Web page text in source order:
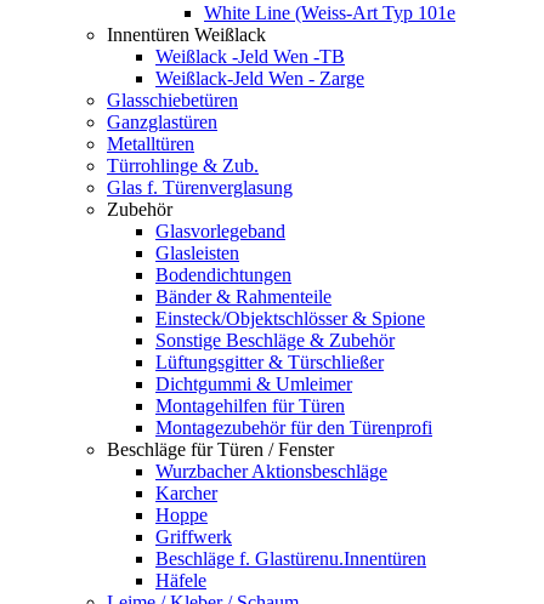
White Line (Weiss-Art Typ 101e
Innentüren Weißlack
Weißlack -Jeld Wen -TB
Weißlack-Jeld Wen - Zarge
Glasschiebetüren
Ganzglastüren
Metalltüren
Türrohlinge & Zub.
Glas f. Türenverglasung
Zubehör
Glasvorlegeband
Glasleisten
Bodendichtungen
Bänder & Rahmenteile
Einsteck/Objektschlösser & Spione
Sonstige Beschläge & Zubehör
Lüftungsgitter & Türschließer
Dichtgummi & Umleimer
Montagehilfen für Türen
Montagezubehör für den Türenprofi
Beschläge für Türen / Fenster
Wurzbacher Aktionsbeschläge
Karcher
Hoppe
Griffwerk
Beschläge f. Glastürenu.Innentüren
Häfele